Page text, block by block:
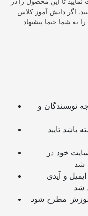
اگر دانش آموز کلاس
را به شما حتما پیشنهاد
آموزش مطرح شود